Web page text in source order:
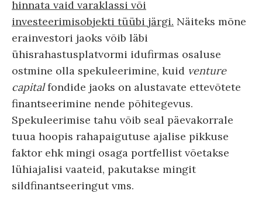
hinnata vaid varaklassi või
investeerimisobjekti tüübi järgi. Näiteks mõne
erainvestori jaoks võib läbi
ühisrahastusplatvormi idufirmas osaluse
ostmine olla spekuleerimine, kuid venture
capitalfondide jaoks on alustavate ettevõtete
finantseerimine nende põhitegevus.
Spekuleerimise tahu võib seal päevakorrale
tuua hoopis rahapaigutuse ajalise pikkuse
faktor ehk mingi osaga portfellist võetakse
lühiajalisi vaateid, pakutakse mingit
sildfinantseeringut vms.